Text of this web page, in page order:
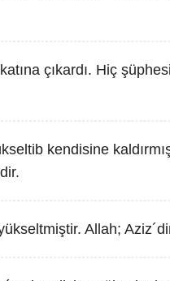
çıkardı. Hiç
kendisine
Allah;